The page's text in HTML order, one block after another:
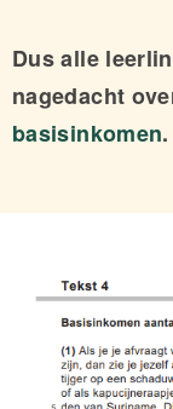
Dus alle
nagedacht
basisinkomen.